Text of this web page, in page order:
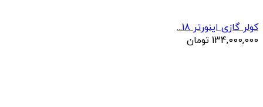
کولر گازی اینورتر 18...
134,000,000 تومان